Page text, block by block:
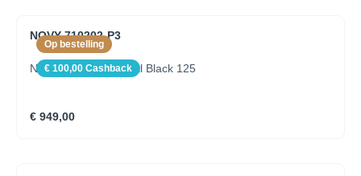
Op bestelling
€ 100,00 Cashback
NOVY 710202-P3
Novy Pendant Mineral Black 125
€ 949,00